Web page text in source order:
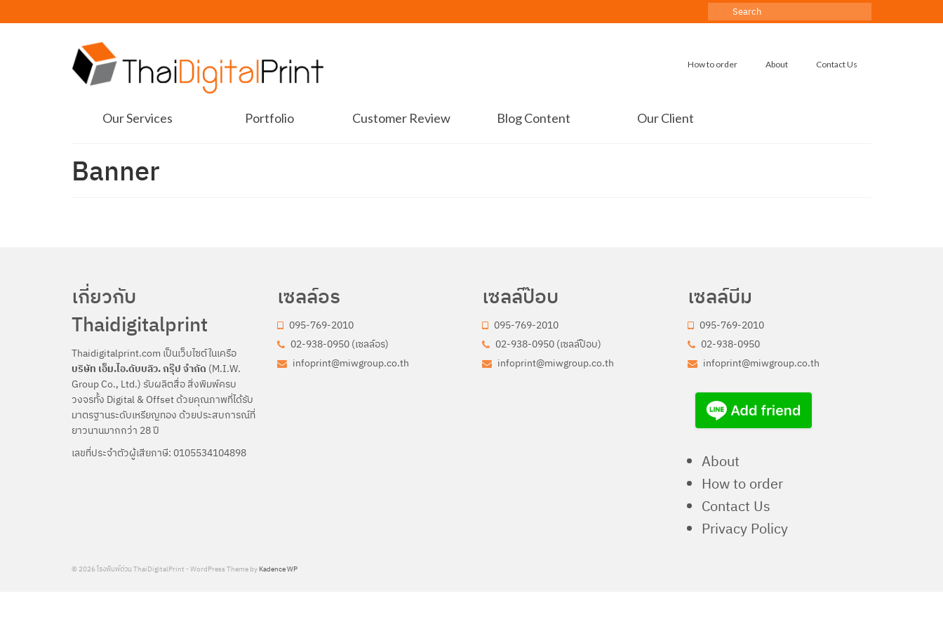
Search
How to order About Contact Us
Our Services Portfolio Customer Review Blog Content Our Client
Banner
เกี่ยวกับ
Thaidigitalprint
Thaidigitalprint.com เป็นเว็บไซต์ในเครือ
บริษัท เอ็ม.ไอ.ดับบลิว. กรุ๊ป จำกัด (M.I.W.
Group Co., Ltd.) รับผลิตสื่อ สิ่งพิมพ์ครบ
วงจรทั้ง Digital & Offset ด้วยคุณภาพที่ได้รับ
มาตรฐานระดับเหรียญทอง ด้วยประสบการณ์ที่
ยาวนานมากกว่า 28 ปี
เลขที่ประจำตัวผู้เสียภาษี: 0105534104898
เซลล์อร
095-769-2010
02-938-0950 (เซลล์อร)
infoprint@miwgroup.co.th
เซลล์ป๊อบ
095-769-2010
02-938-0950 (เซลล์ป๊อบ)
infoprint@miwgroup.co.th
เซลล์บีม
095-769-2010
02-938-0950
infoprint@miwgroup.co.th
About
How to order
Contact Us
Privacy Policy
© 2026 โรงพิมพ์ด่วน ThaiDigitalPrint - WordPress Theme by Kadence WP